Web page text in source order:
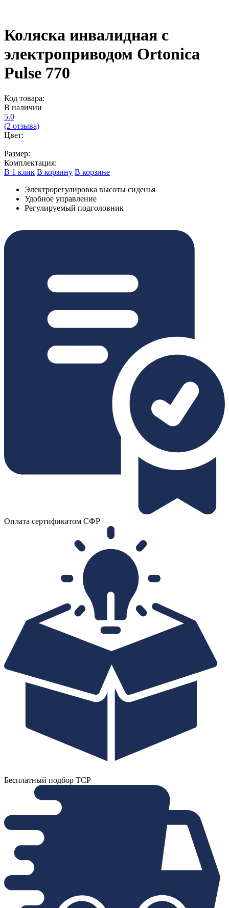
Коляска инвалидная с
электроприводом Ortonica
Pulse 770
Код товара:
В наличии
5.0
(2 отзыва)
Цвет:
Размер:
Комплектация:
В 1 клик В корзину В корзине
Электрорегулировка высоты сиденья
Удобное управление
Регулируемый подголовник
Оплата сертификатом СФР
Бесплатный подбор ТСР